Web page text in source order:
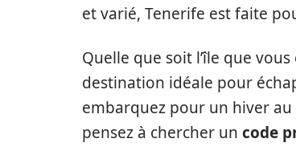
et varié, Tenerife est faite
Quelle que soit l’île que
destination idéale pour
embarquez pour un hiver au
pensez à chercher un code